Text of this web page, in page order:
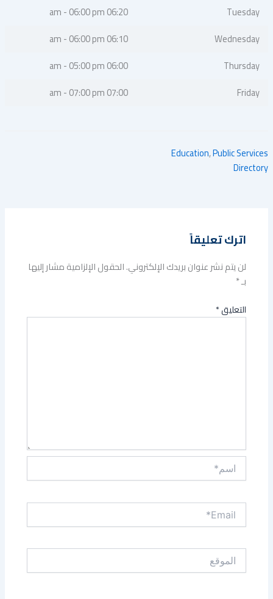
Tuesday
06:20 am - 06:00 pm
Wednesday
06:10 am - 06:00 pm
Thursday
06:00 am - 05:00 pm
Friday
07:00 am - 07:00 pm
Education,Public Services
Directory
اترك تعليقاً
لن يتم نشر عنوان بريدك الإلكتروني.الحقول الإلزامية مشار إليها
بـ*
التعليق*
اسم*
Email*
الموقع